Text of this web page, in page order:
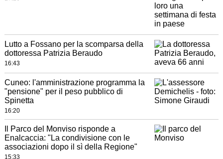
Lutto a Fossano per la scomparsa della
dottoressa Patrizia Beraudo
16:43
Cuneo: l'amministrazione programma la
"pensione" per il peso pubblico di
Spinetta
16:20
Il Parco del Monviso risponde a
Enalcaccia: "La condivisione con le
associazioni dopo il sì della Regione"
15:33